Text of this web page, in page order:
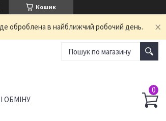
Кошик
оброблена в найближчий робочий день.
ОБМІНУ